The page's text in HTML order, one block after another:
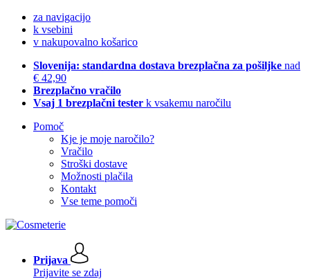
za navigacijo
k vsebini
v nakupovalno košarico
Slovenija: standardna dostava brezplačna za pošiljke nad
€ 42,90
Brezplačno vračilo
Vsaj 1 brezplačni tester k vsakemu naročilu
Pomoč
Kje je moje naročilo?
Vračilo
Stroški dostave
Možnosti plačila
Kontakt
Vse teme pomoči
Prijava
Prijavite se zdaj